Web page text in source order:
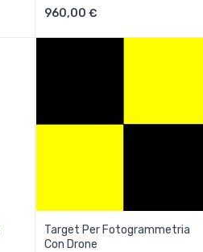
960,00 €
Target Per Fotogrammetria
Con Drone